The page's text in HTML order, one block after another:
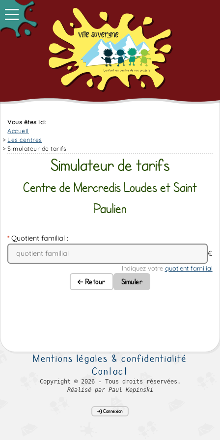
Vous êtes ici:
Accueil
Les centres
Simulateur de tarifs
Simulateur de tarifs
Centre de Mercredis Loudes et Saint
Paulien
Quotient familial :
€
Indiquez votre quotient familial
Retour Simuler
Mentions légales & confidentialité
Contact
Copyright © 2026 - Tous droits réservées.
Réalisé par Paul Kepinski
Connexion